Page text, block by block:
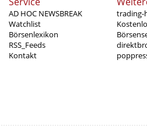
AD HOC NEWSBREAK
Watchlist
Börsenlexikon
RSS_Feeds
Kontakt
trading-